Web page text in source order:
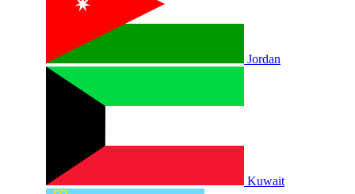
Jordan
Kuwait